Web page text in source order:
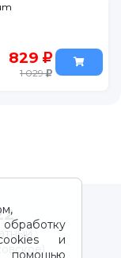
829
1 029
и
помощью